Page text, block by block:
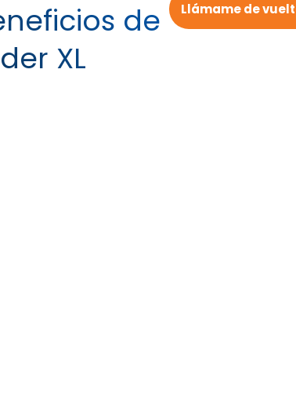
de
XL
Llámame de